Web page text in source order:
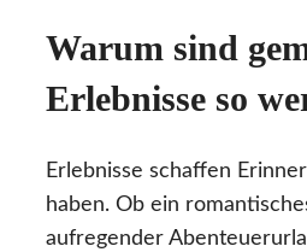
Warum sind
Erlebnisse so
Erlebnisse schaffen
haben. Ob ein
aufregender